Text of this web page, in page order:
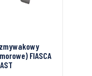
FIASCA